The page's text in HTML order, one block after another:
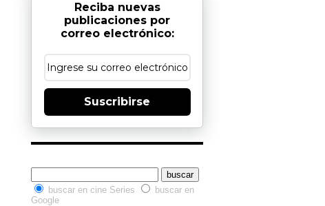
Reciba nuevas
publicaciones por
correo electrónico:
Suscribirse
buscar en cine Series
buscar en
Google